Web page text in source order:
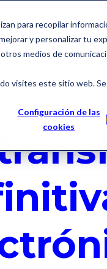
para recopilar
y personalizar tu
medios de
visites este sitio web.
Configuración de las
cookies
Transformación